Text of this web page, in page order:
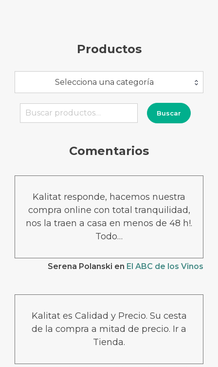
Productos
Selecciona una categoría
Buscar
Buscar
Comentarios
Kalitat responde, hacemos nuestra
compra online con total tranquilidad,
nos la traen a casa en menos de 48 h!.
Todo…
Serena Polanski en El ABC de los Vinos
Kalitat es Calidad y Precio. Su cesta
de la compra a mitad de precio. Ir a
Tienda.